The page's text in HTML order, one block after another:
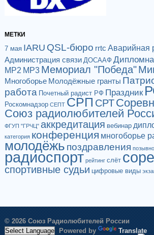
МЕТКИ
7 мая IARU QSL-бюро rrtc Аварийная
Администрация связи ДОСААФ
МР2 МР3 Мемориал "Победа"
Многоборье Молодёжные гранты
работа Почетный радист РФ Праздник
Роскомнадзор СЕПТ СРП СРТ
Союз радиолюбителей
ФГУП "ГРЧЦ" аккредитация вебинар
категория конференция многоборье
молодёжь поздравления
радиоспорт рейтинг слёт
спортивные судьи цифровые виды
© 2026 Союз Радиолюбителей России
Powered by
Translate